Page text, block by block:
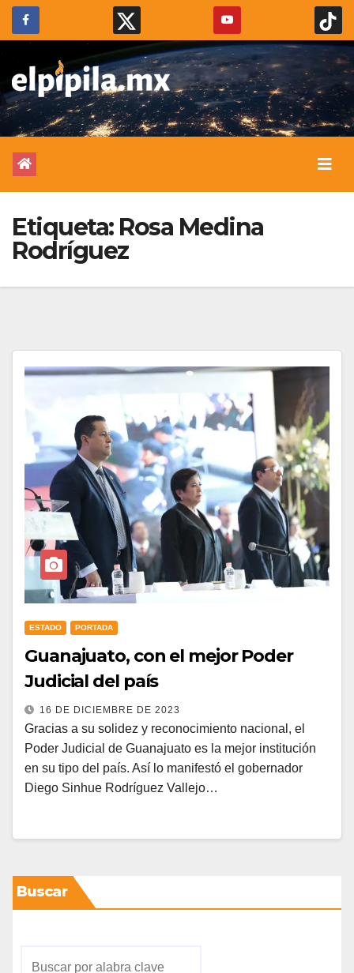
Etiqueta: Rosa Medina
Rodríguez
ESTADO PORTADA
Guanajuato, con el mejor Poder
Judicial del país
16 DE DICIEMBRE DE 2023
Gracias a su solidez y reconocimiento nacional, el
Poder Judicial de Guanajuato es la mejor institución
en su tipo del país. Así lo manifestó el gobernador
Diego Sinhue Rodríguez Vallejo…
Buscar